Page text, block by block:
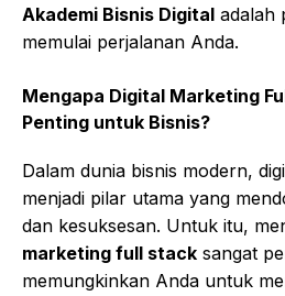
Akademi Bisnis Digital adalah
memulai perjalanan Anda.
Mengapa Digital Marketing
Penting untuk Bisnis?
Dalam dunia bisnis modern,
menjadi pilar utama yang
dan kesuksesan. Untuk itu,
marketing full stack sangat
memungkinkan Anda untuk